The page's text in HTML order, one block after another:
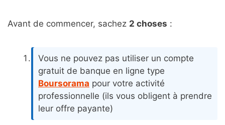
Avant de commencer, sachez 2 choses :
Vous ne pouvez pas utiliser un compte
gratuit de banque en ligne type
Boursorama pour votre activité
professionnelle (ils vous obligent à prendre
leur offre payante)